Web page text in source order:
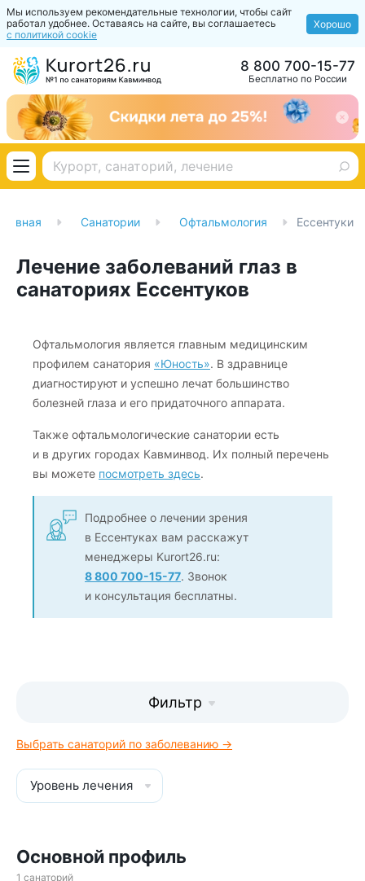
Мы используем рекомендательные технологии, чтобы сайт
работал удобнее. Оставаясь на сайте, вы соглашаетесь
с политикой cookie
Хорошо
Бесплатно по России
8 800 700-15-77
Санатории Офтальмология Ессентуки
Лечение заболеваний глаз в
санаториях Ессентуков
Офтальмология является главным медицинским
профилем санатория «Юность». В здравнице
диагностируют и успешно лечат большинство
болезней глаза и его придаточного аппарата.
Также офтальмологические санатории есть
и в других городах Кавминвод. Их полный перечень
вы можете посмотреть здесь.
Подробнее о лечении зрения
в Ессентуках вам расскажут
менеджеры Kurort26.ru:
8 800 700-15-77. Звонок
и консультация бесплатны.
Фильтр
Выбрать санаторий по заболеванию →
Уровень лечения
Основной профиль
1 санаторий